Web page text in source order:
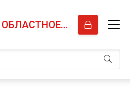
ТВЕРСКОЕ ОБЛАСТНОЕ ОТДЕЛЕНИЕ КПРФ